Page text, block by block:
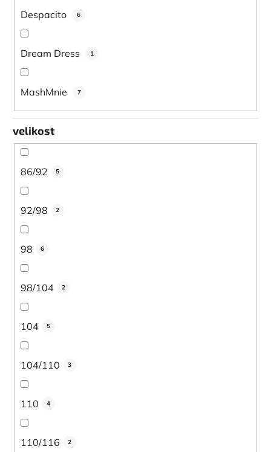
Despacito 6
Dream Dress 1
MashMnie 7
velikost
86/92 5
92/98 2
98 6
98/104 2
104 5
104/110 3
110 4
110/116 2